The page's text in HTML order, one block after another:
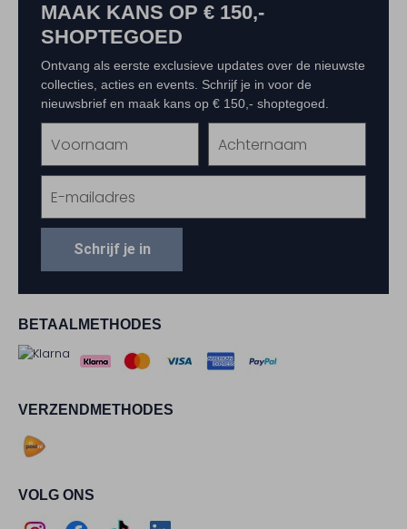
BETAALMETHODES
VERZENDMETHODES
VOLG ONS
MAAK KANS OP € 150,-
SHOPTEGOED
Ontvang als eerste exclusieve updates over de nieuwste
collecties, acties en events. Schrijf je in voor de
nieuwsbrief en maak kans op € 150,- shoptegoed.
Schrijf je in